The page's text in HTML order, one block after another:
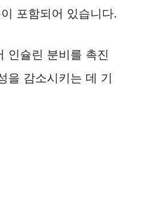
V
i
포함되어 있습니다.
인슐린 분비를 촉진
을 감소시키는 데 기